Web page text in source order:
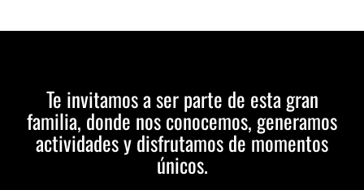
Te invitamos a ser parte de esta gran
familia, donde nos conocemos, generamos
actividades y disfrutamos de momentos
únicos.